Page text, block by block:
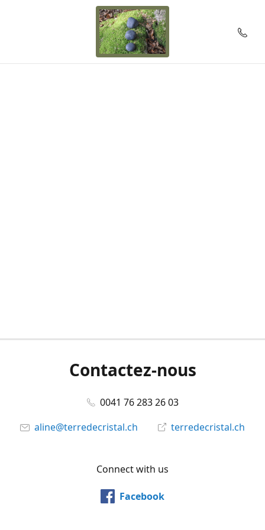
Contactez-nous
0041 76 283 26 03
aline@terredecristal.ch
terredecristal.ch
Connect with us
Facebook